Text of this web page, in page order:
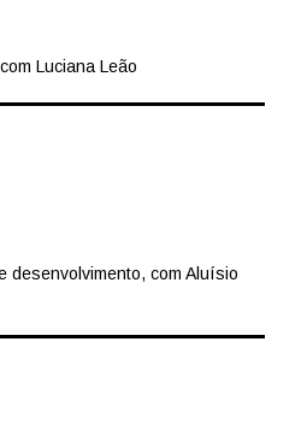
Luciana Leão
desenvolvimento, com Aluísio